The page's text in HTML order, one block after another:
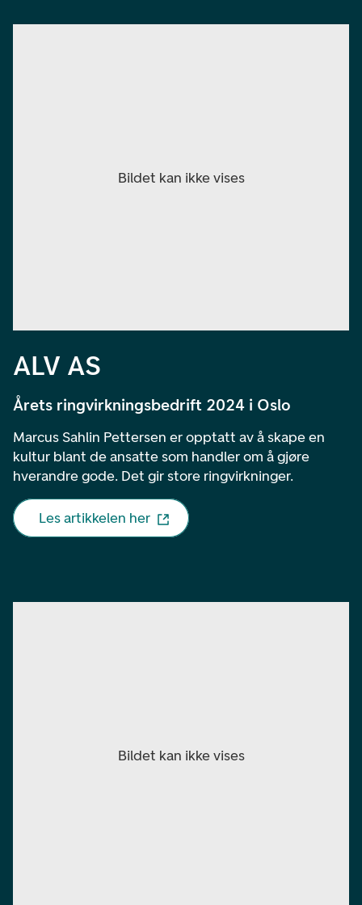
ALV AS
Årets ringvirkningsbedrift 2024 i Oslo
Marcus Sahlin Pettersen er opptatt av å skape en
kultur blant de ansatte som handler om å gjøre
hverandre gode. Det gir store ringvirkninger.
Les artikkelen her